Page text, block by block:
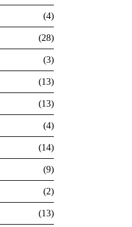
4
28
3
13
13
4
14
9
2
13